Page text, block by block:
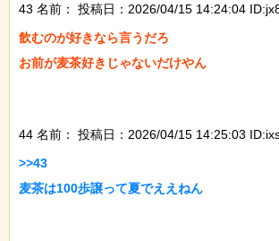
43 名前：
投稿日：2026/04/15 14:24:04
飲むのが好きなら言うだろ
お前が麦茶好きじゃないだけやん
44 名前：
投稿日：2026/04/15 14:25:03
>>43
麦茶は100歩譲って夏でええねん